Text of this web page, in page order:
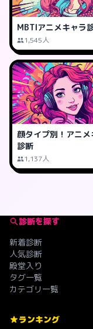
MBTIアニメキャラ
1,545人
顔タイプ別！アニメ
診断
1,137人
診断を探す
新着診断
人気診断
殿堂入り
タグ一覧
カテゴリ一覧
ランキング